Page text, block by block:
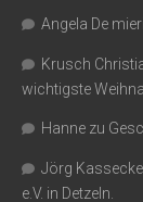
Angela De mieri
Krusch
wichtigste
Hanne zu
Jörg
e.V. in Detzeln.